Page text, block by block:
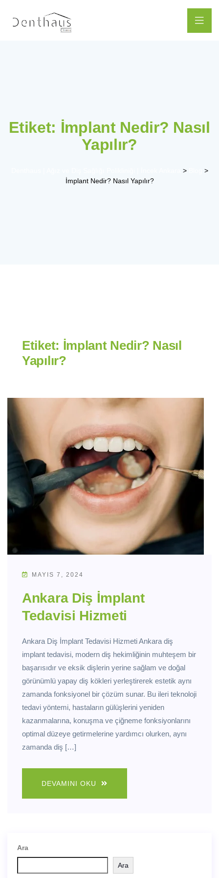
Etiket: İmplant Nedir? Nasıl
Yapılır?
>
>
İmplant Nedir? Nasıl Yapılır?
Etiket: İmplant Nedir? Nasıl
Yapılır?
MAYIS 7, 2024
Ankara Diş İmplant
Tedavisi Hizmeti
Ankara Diş İmplant Tedavisi Hizmeti Ankara diş
implant tedavisi, modern diş hekimliğinin muhteşem bir
başarısıdır ve eksik dişlerin yerine sağlam ve doğal
görünümlü yapay diş kökleri yerleştirerek estetik aynı
zamanda fonksiyonel bir çözüm sunar. Bu ileri teknoloji
tedavi yöntemi, hastaların gülüşlerini yeniden
kazanmalarına, konuşma ve çiğneme fonksiyonlarını
optimal düzeye getirmelerine yardımcı olurken, aynı
zamanda diş […]
DEVAMINI OKU
Ara
Ara